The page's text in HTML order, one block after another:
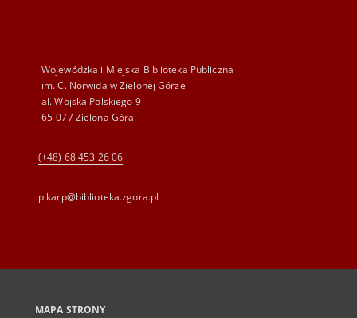
Wojewódzka i Miejska Biblioteka Publiczna
im. C. Norwida w Zielonej Górze
al. Wojska Polskiego 9
65-077 Zielona Góra
(+48) 68 453 26 06
p.karp@biblioteka.zgora.pl
MAPA STRONY